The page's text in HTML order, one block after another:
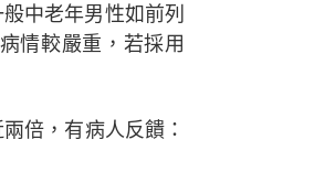
中老年男性如前列
情較嚴重，若採用
倍，有病人反饋：